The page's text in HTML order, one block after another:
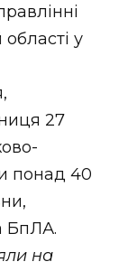
у
27
понад 40
БпЛА.
на